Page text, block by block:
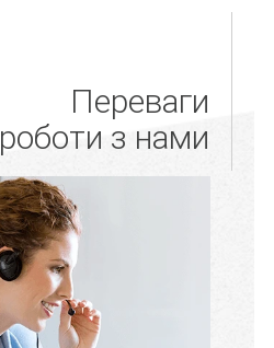
Переваги
роботи з нами